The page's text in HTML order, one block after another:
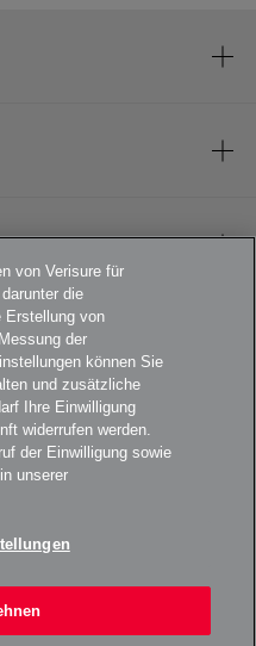
von Verisure für
die
Erstellung von
der
können Sie
und zusätzliche
Ihre Einwilligung
widerrufen werden.
der Einwilligung sowie
unserer